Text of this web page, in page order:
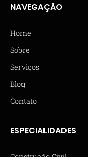
NAVEGAÇÃO
Home
Sobre
Serviços
Blog
Contato
ESPECIALIDADES